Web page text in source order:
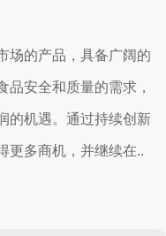
场的产品，具备广阔的
品安全和质量的需求，
的机遇。通过持续创新
更多商机，并继续在..